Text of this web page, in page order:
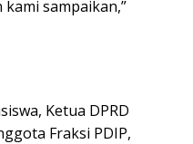
kami sampaikan,”
Ketua DPRD
Fraksi PDIP,